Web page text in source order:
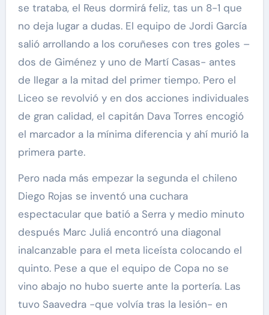
se trataba, el Reus dormirá feliz, tas un 8-1 que
no deja lugar a dudas. El equipo de Jordi García
salió arrollando a los coruñeses con tres goles –
dos de Giménez y uno de Martí Casas- antes
de llegar a la mitad del primer tiempo. Pero el
Liceo se revolvió y en dos acciones individuales
de gran calidad, el capitán Dava Torres encogió
el marcador a la mínima diferencia y ahí murió la
primera parte.
Pero nada más empezar la segunda el chileno
Diego Rojas se inventó una cuchara
espectacular que batió a Serra y medio minuto
después Marc Juliá encontró una diagonal
inalcanzable para el meta liceísta colocando el
quinto. Pese a que el equipo de Copa no se
vino abajo no hubo suerte ante la portería. Las
tuvo Saavedra -que volvía tras la lesión- en